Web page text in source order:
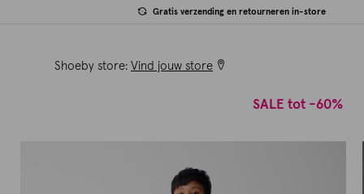
Gratis verzending en retourneren in-store
Shoeby store: Vind jouw store
SALE tot -60%